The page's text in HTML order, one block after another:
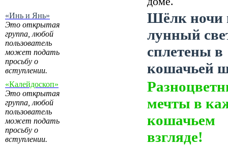
«Инь и Янь»
Это открытая
группа, любой
пользователь
может подать
просьбу о
вступлении.
Шёлк ночи
лунный
сплетены в
кошачьей
«Калейдоскоп»
Это открытая
группа, любой
пользователь
может подать
просьбу о
вступлении.
мечты в
кошачьем
взгляде!